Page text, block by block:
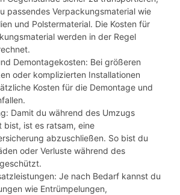
passendes Verpackungsmaterial wie
und Polstermaterial. Die Kosten für
werden in der Regel
Demontagekosten: Bei größeren
oder komplizierten Installationen
Kosten für die Demontage und
Damit du während des Umzugs
bist, ist es ratsam, eine
abzuschließen. So bist du
oder Verluste während des
Je nach Bedarf kannst du
wie Entrümpelungen,